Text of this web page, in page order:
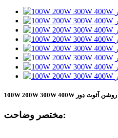
مختصر وضاحت: